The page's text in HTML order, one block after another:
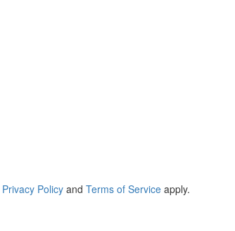
Privacy Policy and Terms of Service apply.